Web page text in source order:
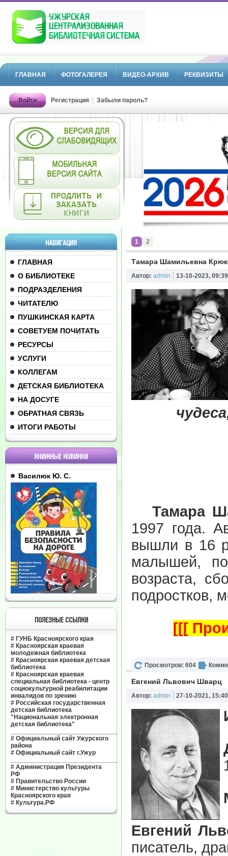
ГЛАВНАЯ ФОТОГАЛЕРЕЯ ВИДЕО-АРХИВ РЕКВИЗИТЫ
Войти Регистрация Забыли пароль?
НАВИГАЦИЯ
ГЛАВНАЯ
О БИБЛИОТЕКЕ
ПОДРАЗДЕЛЕНИЯ
ЧИТАТЕЛЮ
ПУШКИНСКАЯ КАРТА
СОВЕТУЕМ ПОЧИТАТЬ
РЕСУРСЫ
УСЛУГИ
КОЛЛЕГАМ
ДЕТСКАЯ БИБЛИОТЕКА
НА ДОСУГЕ
ОБРАТНАЯ СВЯЗЬ
ИТОГИ РАБОТЫ
КНИЖНЫЕ НОВИНКИ
Василюк Ю. С.
ПОЛЕЗНЫЕ ССЫЛКИ
# ГУНБ Красноярского края
# Красноярская краевая
молодежная библиотека
# Красноярская краевая детская
библиотека
# Красноярская краевая
специальная библиотека - центр
социокультурной реабилитации
инвалидов по зрению
# Российская государственная
детская библиотека
"Национальная электронная
детская библиотека"
# Официальный сайт Ужурского
района
# Официальный сайт г.Ужур
# Администрация Президента
РФ
# Правительство России
# Министерство культуры
Красноярского края
# Культура.РФ
1 2
Тамара Шамильевна
Автор: admin 13-10-2023, 09:39
Тамара
1997 года.
вышли в 16
малышей,
возраста,
подростков,
[[[
Просмотров: 604
Евгений Львович Шварц
Автор: admin 27-10-2021, 15:40
Евгений
писатель,